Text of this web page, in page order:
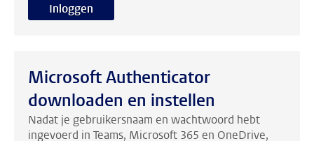
Inloggen
Microsoft Authenticator
downloaden en instellen
Nadat je gebruikersnaam en wachtwoord hebt
ingevoerd in Teams, Microsoft 365 en OneDrive,